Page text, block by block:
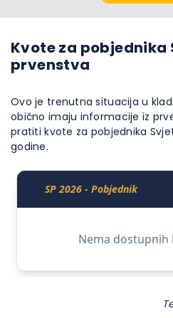
Kvote za pobjednika
prvenstva
Ovo je trenutna situacija u
obično imaju informacije iz
pratiti kvote za pobjednika
godine.